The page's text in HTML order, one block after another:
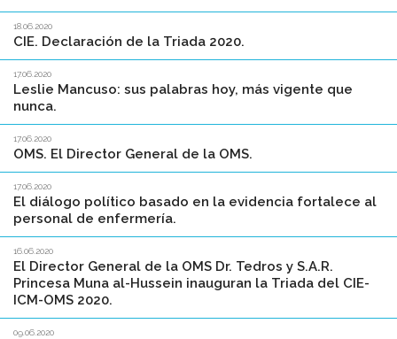
18.06.2020
CIE. Declaración de la Triada 2020.
17.06.2020
Leslie Mancuso: sus palabras hoy, más vigente que
nunca.
17.06.2020
OMS. El Director General de la OMS.
17.06.2020
El diálogo político basado en la evidencia fortalece al
personal de enfermería.
16.06.2020
El Director General de la OMS Dr. Tedros y S.A.R.
Princesa Muna al-Hussein inauguran la Triada del CIE-
ICM-OMS 2020.
09.06.2020